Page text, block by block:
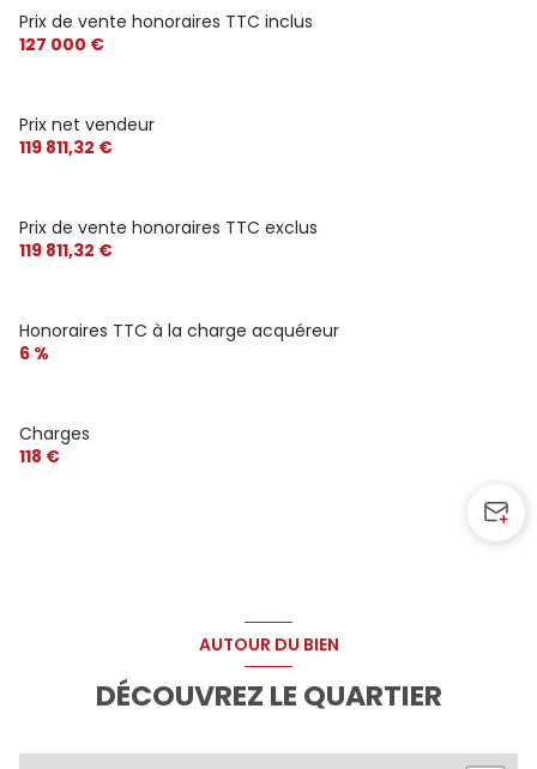
Prix de vente honoraires TTC inclus
127 000 €
Prix net vendeur
119 811,32 €
Prix de vente honoraires TTC exclus
119 811,32 €
Honoraires TTC à la charge acquéreur
6 %
Charges
118 €
AUTOUR DU BIEN
DÉCOUVREZ LE QUARTIER